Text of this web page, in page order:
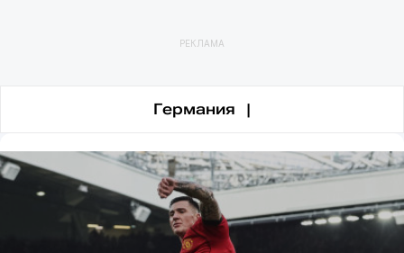
РЕКЛАМА
Германия |